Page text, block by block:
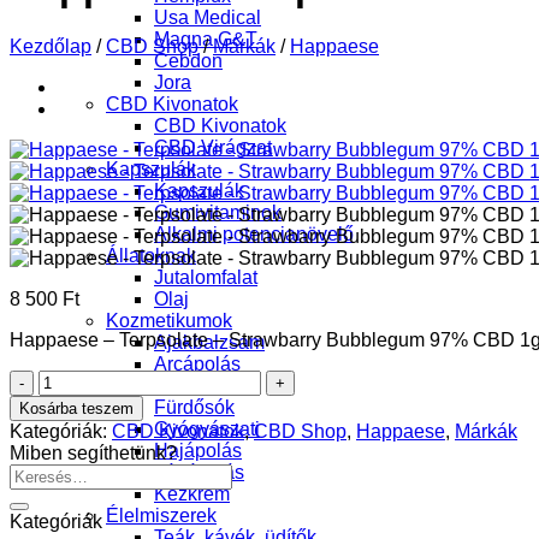
Usa Medical
Magna G&T
Cebdon
Jora
CBD Kivonatok
CBD Kivonatok
CBD Virágzat
Kapszulák
Kapszulák
Gumivitaminok
Alkalmi potencianövelő
Állatoknak
Jutalomfalat
Olaj
Kozmetikumok
Ajakbalzsam
Arcápolás
Fürdősók
Gyógyászati
Hajápolás
Lábápolás
Kézkrém
Élelmiszerek
Kezdőlap / CBD Shop / Márkák / Happaese
8 500 Ft
Happaese – Terpsolate – Strawbarry Bubblegum 97% CBD
Happaese
-
Terpsolate
-
Strawbarry
Bubblegum
97%
CBD
Kosárba teszem
Kategóriák: CBD Kivonatok,CBD Shop, Happaese, Márkák
Miben segíthetünk?
Keresés
a
következőre:
Kategóriák